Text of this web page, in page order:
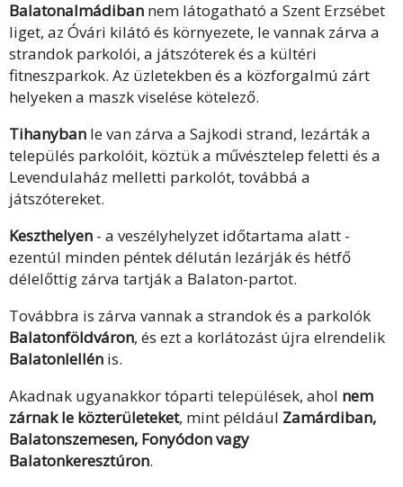
Balatonalmádiban nem látogatható a Szent Erzsébet
liget, az Óvári kilátó és környezete, le vannak zárva a
strandok parkolói, a játszóterek és a kültéri
fitneszparkok. Az üzletekben és a közforgalmú zárt
helyeken a maszk viselése kötelező.
Tihanyban le van zárva a Sajkodi strand, lezárták a
település parkolóit, köztük a művésztelep feletti és a
Levendulaház melletti parkolót, továbbá a
játszótereket.
Keszthelyen - a veszélyhelyzet időtartama alatt -
ezentúl minden péntek délután lezárják és hétfő
délelőttig zárva tartják a Balaton-partot.
Továbbra is zárva vannak a strandok és a parkolók
Balatonföldváron, és ezt a korlátozást újra elrendelik
Balatonlellén is.
Akadnak ugyanakkor tóparti települések, ahol nem
zárnak le közterületeket, mint például Zamárdiban,
Balatonszemesen, Fonyódon vagy
Balatonkeresztúron.